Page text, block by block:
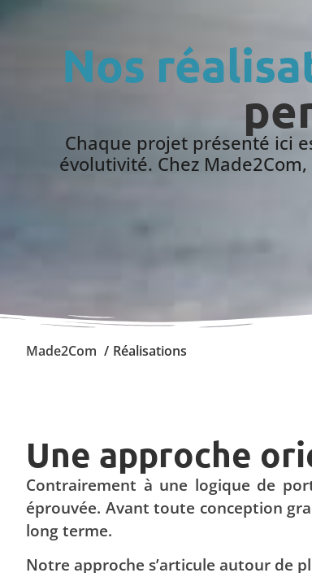
Nos
Chaque projet présenté ici
évolutivité. Chez
Made2Com Réalisations
Une approche
Contrairement à une logique de
éprouvée. Avant toute conception
long terme.
Notre approche s’articule autour de